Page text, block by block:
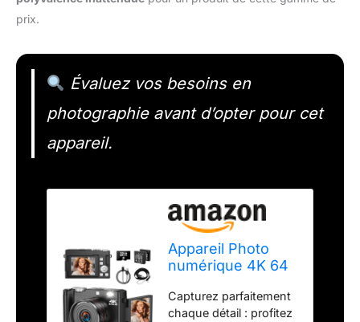
prix.
Évaluez vos besoins en
photographie avant d’opter pour cet
appareil.
Appareil Photo
numérique 4K 64
Rabat de 2,8" à
180 degrés,
Capturez parfaitement
chaque détail : profitez